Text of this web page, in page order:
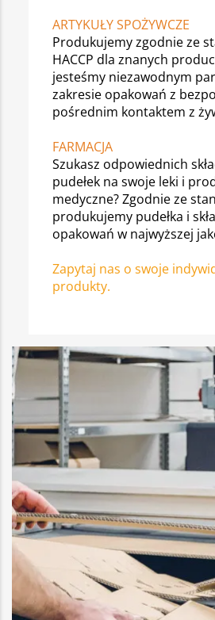
ARTYKUŁY SPOŻYWCZE
Produkujemy zgodnie ze
HACCP dla znanych
jesteśmy niezawodnym
zakresie opakowań z
pośrednim kontaktem z
FARMACJA
Szukasz odpowiednich
pudełek na swoje leki i
medyczne? Zgodnie ze
produkujemy pudełka i
opakowań w najwyższej
Zapytaj nas o swoje
produkty.